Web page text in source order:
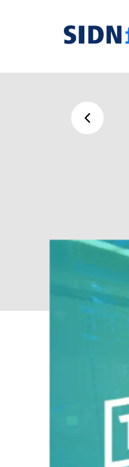
Sla de navigatie
van
fonds
Terug naar overzicht